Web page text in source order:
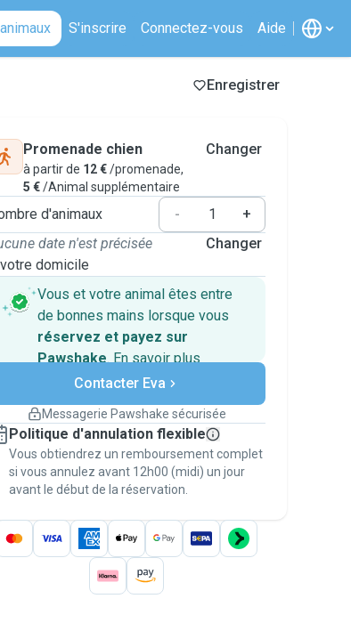
S'inscrire Connectez-vous Aide
Enregistrer
Promenade chien
à partir de 12 €/promenade,
5 €/Animal supplémentaire
Changer
d'animaux -
+
date n'est précisée
domicile
Changer
Vous et votre animal êtes entre
de bonnes mains lorsque vous
réservez et payez sur
Pawshake. En savoir plus
Paiements sécurisés
Assistance en cas de
Réservations couvertes par
nos garanties
Gardez tout sur Pawshake (du premier
message au paiement) pour bénéficier de la
Garantie Pawshake.
Contacter Eva
Messagerie Pawshake sécurisée
Politique d'annulation flexible
Vous obtiendrez un remboursement complet
si vous annulez avant 12h00 (midi) un jour
avant le début de la réservation.